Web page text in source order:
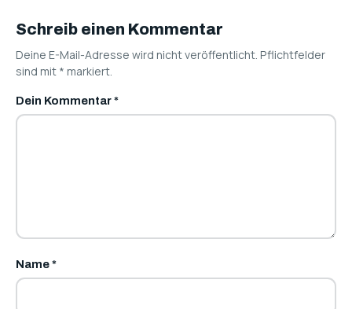
Schreib einen Kommentar
Deine E-Mail-Adresse wird nicht veröffentlicht. Pflichtfelder
sind mit * markiert.
Dein Kommentar*
Name*